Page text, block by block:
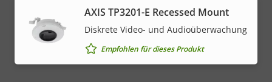
AXIS TP3201-E Recessed Mount
Diskrete Video- und Audioüberwachung
Empfohlen für dieses Produkt